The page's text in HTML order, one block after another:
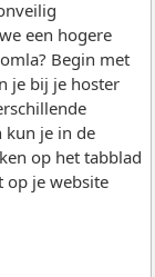
een hogere
Begin met
je bij je hoster
kun je in de
op het tabblad
op je website